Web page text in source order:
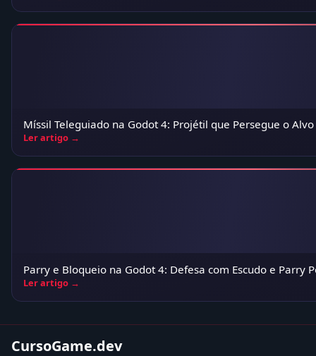
Míssil Teleguiado na Godot 4: Projétil que Persegue o
Ler artigo →
Parry e Bloqueio na Godot 4: Defesa com Escudo e Parry
Ler artigo →
CursoGame.dev